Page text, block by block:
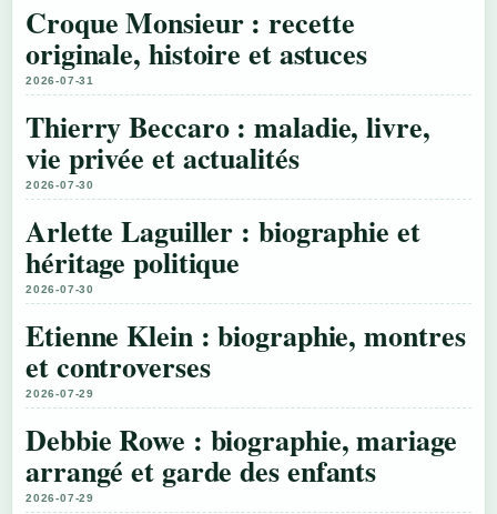
Croque Monsieur : recette
originale, histoire et astuces
2026-07-31
Thierry Beccaro : maladie, livre,
vie privée et actualités
2026-07-30
Arlette Laguiller : biographie et
héritage politique
2026-07-30
Etienne Klein : biographie, montres
et controverses
2026-07-29
Debbie Rowe : biographie, mariage
arrangé et garde des enfants
2026-07-29